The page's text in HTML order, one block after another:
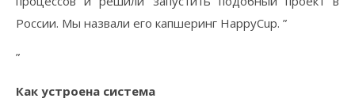
России. Мы назвали его капшеринг HappyCup. ”
”
Как устроена система